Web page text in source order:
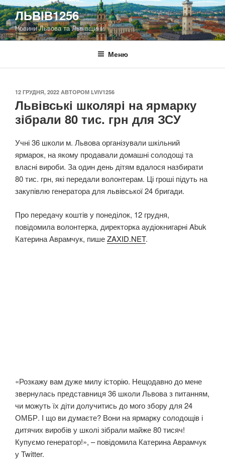
Перейти
до
вмісту
ЛЬВІВ1256
Новини Львова та Львівщини
Меню
ОПУБЛІКОВАНО
12 ГРУДНЯ, 2022 АВТОРОМ LVIV1256
Львівські школярі на ярмарку
зібрали 80 тис. грн для ЗСУ
Учні 36 школи м. Львова організували шкільний
ярмарок, на якому продавали домашні солодощі та
власні вироби. За один день дітям вдалося назбирати
80 тис. грн, які передали волонтерам. Ці гроші підуть на
закупівлю генератора для львівської 24 бригади.
Про передачу коштів у понеділок, 12 грудня,
повідомила волонтерка, директорка аудіокнигарні Abuk
Катерина Аврамчук, пишеZAXID.NET.
«Розкажу вам дуже милу історію. Нещодавно до мене
звернулась представниця 36 школи Львова з питанням,
чи можуть їх діти долучитись до мого збору для 24
ОМБР. І що ви думаєте? Вони на ярмарку солодощів і
дитячих виробів у школі зібрали майже 80 тисяч!
Купуємо генератор!», – повідомила Катерина Аврамчук
у Twitter.